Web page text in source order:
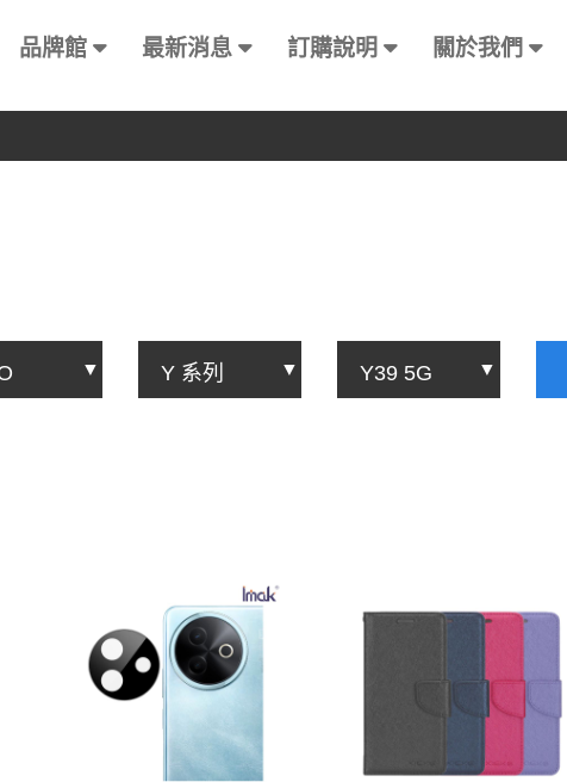
品牌館 最新消息 訂購說明 關於我們